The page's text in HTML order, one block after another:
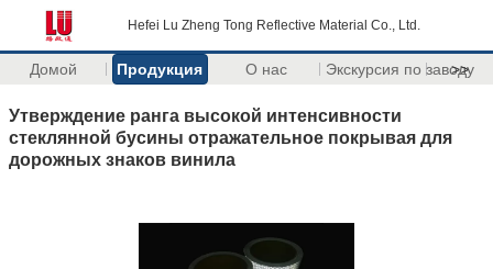
Hefei Lu Zheng Tong Reflective Material Co., Ltd.
Домой Продукция О нас Экскурсия по заводу
>>
Утверждение ранга высокой интенсивности
стеклянной бусины отражательное покрывая для
дорожных знаков винила